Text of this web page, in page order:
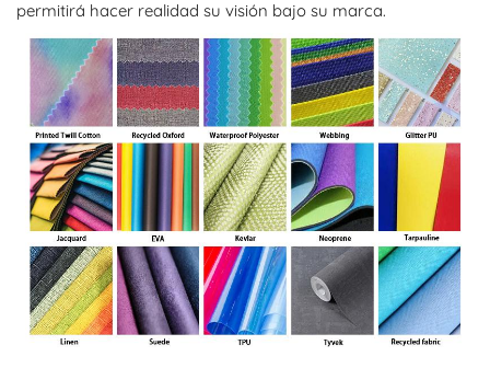
permitirá hacer realidad su visión bajo su marca.